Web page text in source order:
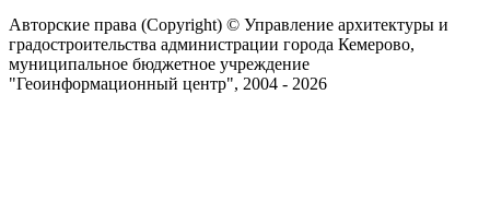
Авторские права (Copyright) © Управление архитектуры и
градостроительства администрации города Кемерово,
муниципальное бюджетное учреждение
"Геоинформационный центр", 2004 - 2026